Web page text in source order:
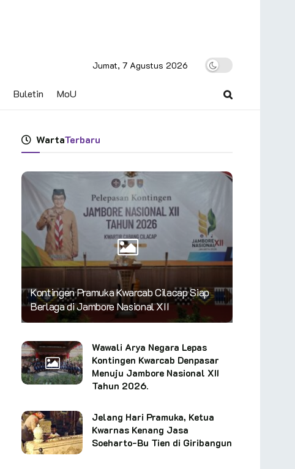
Jumat, 7 Agustus 2026
Buletin MoU
WartaTerbaru
Kontingen Pramuka Kwarcab Cilacap Siap
Berlaga di Jambore Nasional XII
Wawali Arya Negara Lepas
Kontingen Kwarcab Denpasar
Menuju Jambore Nasional XII
Tahun 2026.
Jelang Hari Pramuka, Ketua
Kwarnas Kenang Jasa
Soeharto-Bu Tien di Giribangun